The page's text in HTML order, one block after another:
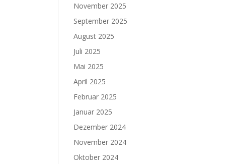
November 2025
September 2025
August 2025
Juli 2025
Mai 2025
April 2025
Februar 2025
Januar 2025
Dezember 2024
November 2024
Oktober 2024